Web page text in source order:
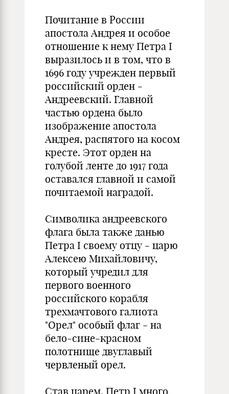
Почитание в России
апостола Андрея и особое
отношение к нему Петра I
выразилось и в том, что в
1696 году учрежден первый
российский орден -
Андреевский. Главной
частью ордена было
изображение апостола
Андрея, распятого на косом
кресте. Этот орден на
голубой ленте до 1917 года
оставался главной и самой
почитаемой наградой.
Символика андреевского
флага была также данью
Петра I своему отцу - царю
Алексею Михайловичу,
который учредил для
первого военного
российского корабля
трехмачтового галиота
"Орел" особый флаг - на
бело-сине-красном
полотнище двуглавый
червленый орел.
Став царем, Петр I много